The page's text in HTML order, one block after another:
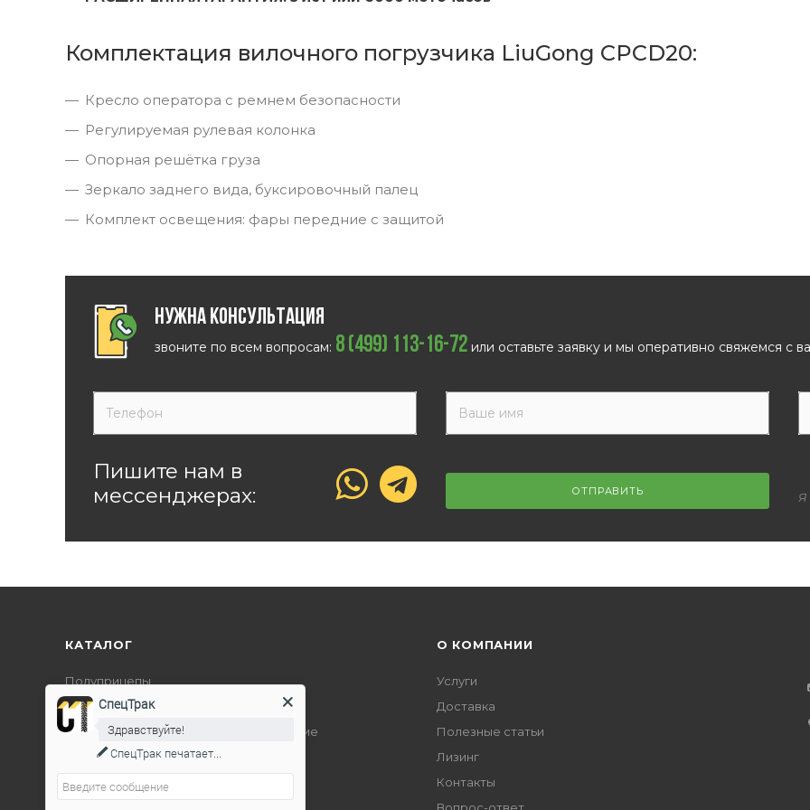
Комплектация вилочного погрузчика LiuGong CPCD20:
Кресло оператора с ремнем безопасности
Регулируемая рулевая колонка
Опорная решётка груза
Зеркало заднего вида, буксировочный палец
Комплект освещения: фары передние с защитой
Нужна консультация
звоните по всем вопросам: 8 (499) 113-16-72 или оставьте заявку и мы оперативно свяжемся с
Пишите нам в
мессенджерах:
ОТПРАВИТЬ Я
КАТАЛОГ
Полуприцепы
Дорожно-строительная техника
Подъемно-транспортное оборудование
О КОМПАНИИ
Услуги
Доставка
Полезные статьи
Лизинг
Контакты
СпецТрак
Здравствуйте!
СпецТрак печатает...